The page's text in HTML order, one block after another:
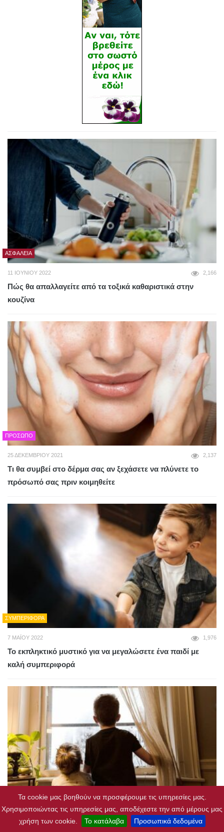
Τα cookie μας βοηθούν να προσφέρουμε τις υπηρεσίες μας.
Χρησιμοποιώντας τις υπηρεσίες μας, αποδέχεστε την από μέρους μας
χρήση των cookie.
Το κατάλαβα Προσωπικά δεδομένα
ΑΣΦΆΛΕΙΑ
11 ΙΟΥΝΊΟΥ 2022 2,166
Πώς θα απαλλαγείτε από τα τοξικά καθαριστικά στην
κουζίνα
ΠΡΌΣΩΠΟ
25 ΔΕΚΕΜΒΡΊΟΥ 2021 2,137
Τι θα συμβεί στο δέρμα σας αν ξεχάσετε να πλύνετε το
πρόσωπό σας πριν κοιμηθείτε
ΣΥΜΠΕΡΙΦΟΡΆ
7 ΜΑΪ́ΟΥ 2022 1,976
Το εκπληκτικό μυστικό για να μεγαλώσετε ένα παιδί με
καλή συμπεριφορά
ΟΙΚΟΓΈΝΕΙΑ
29 ΙΑΝΟΥΑΡΊΟΥ 2022 1,872